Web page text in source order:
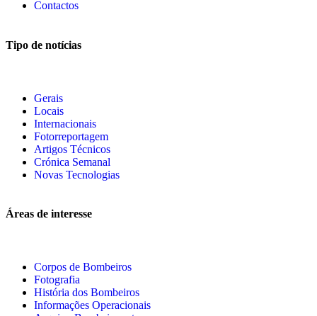
Contactos
Tipo de notícias
Gerais
Locais
Internacionais
Fotorreportagem
Artigos Técnicos
Crónica Semanal
Novas Tecnologias
Áreas de interesse
Corpos de Bombeiros
Fotografia
História dos Bombeiros
Informações Operacionais